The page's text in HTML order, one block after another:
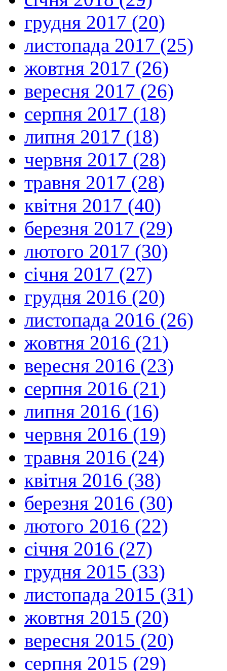
грудня 2017 (20)
листопада 2017 (25)
жовтня 2017 (26)
вересня 2017 (26)
серпня 2017 (18)
липня 2017 (18)
червня 2017 (28)
травня 2017 (28)
квітня 2017 (40)
березня 2017 (29)
лютого 2017 (30)
січня 2017 (27)
грудня 2016 (20)
листопада 2016 (26)
жовтня 2016 (21)
вересня 2016 (23)
серпня 2016 (21)
липня 2016 (16)
червня 2016 (19)
травня 2016 (24)
квітня 2016 (38)
березня 2016 (30)
лютого 2016 (22)
січня 2016 (27)
грудня 2015 (33)
листопада 2015 (31)
жовтня 2015 (20)
вересня 2015 (20)
серпня 2015 (29)